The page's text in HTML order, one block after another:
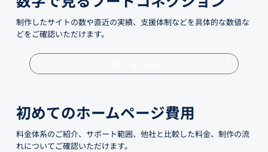
制作したサイトの数や直近の実績、支援体制などを具体的な数値な
どをご確認いただけます。
初めてのホームページ費用
料金体系のご紹介、サポート範囲、他社と比較した料金、制作の流
れについてご確認いただけます。